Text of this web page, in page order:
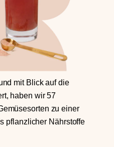
mit Blick auf die
haben wir 57
zu einer
pflanzlicher Nährstoffe